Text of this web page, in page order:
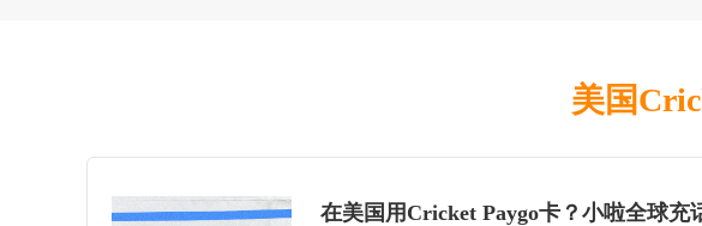
美国
在美国用Cricket Paygo卡？小啦全球充